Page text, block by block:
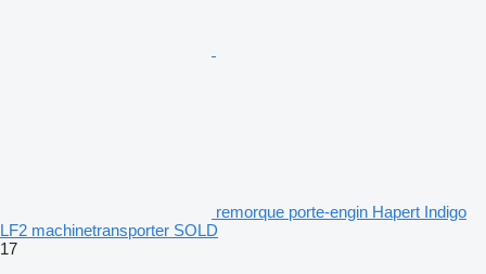
remorque porte-engin Hapert Indigo
LF2 machinetransporter SOLD
17